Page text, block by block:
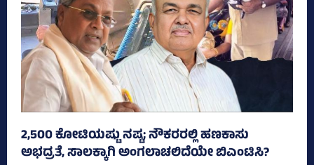
2,500 ಕೋಟಿಯಷ್ಟು ನಷ್ಟ; ನೌಕರರಲ್ಲಿ ಹಣಕಾಸು
ಅಭದ್ರತೆ, ಸಾಲಕ್ಕಾಗಿ ಅಂಗಲಾಚಲಿದೆಯೇ ಬಿಎಂಟಿಸಿ?